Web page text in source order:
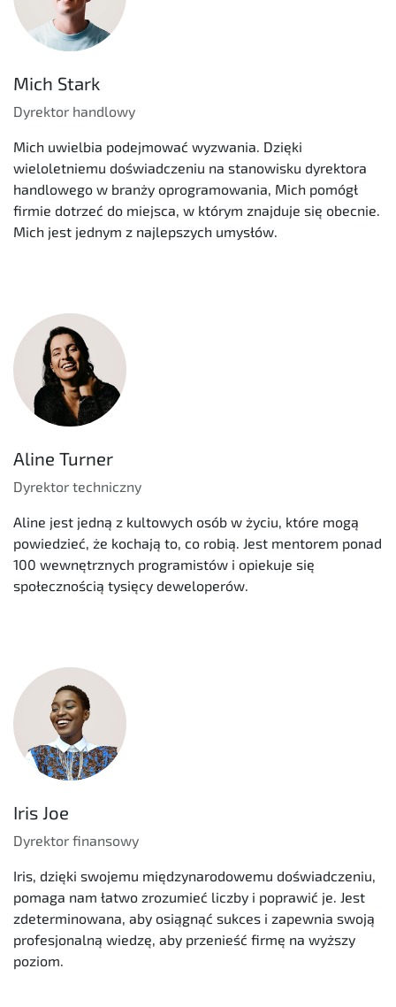
Mich Stark
Dyrektor handlowy
Mich uwielbia podejmować wyzwania. Dzięki
wieloletniemu doświadczeniu na stanowisku dyrektora
handlowego w branży oprogramowania, Mich pomógł
firmie dotrzeć do miejsca, w którym znajduje się obecnie.
Mich jest jednym z najlepszych umysłów.
Aline Turner
Dyrektor techniczny
Aline jest jedną z kultowych osób w życiu, które mogą
powiedzieć, że kochają to, co robią. Jest mentorem ponad
100 wewnętrznych programistów i opiekuje się
społecznością tysięcy deweloperów.
Iris Joe
Dyrektor finansowy
Iris, dzięki swojemu międzynarodowemu doświadczeniu,
pomaga nam łatwo zrozumieć liczby i poprawić je. Jest
zdeterminowana, aby osiągnąć sukces i zapewnia swoją
profesjonalną wiedzę, aby przenieść firmę na wyższy
poziom.